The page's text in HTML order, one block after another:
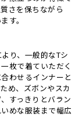
さを保ちながら
す。
り、一般的なTシ
枚で着ていただく
わせるインナーと
め、ズボンやスカ
すっきりとバラン
めな服装まで幅広